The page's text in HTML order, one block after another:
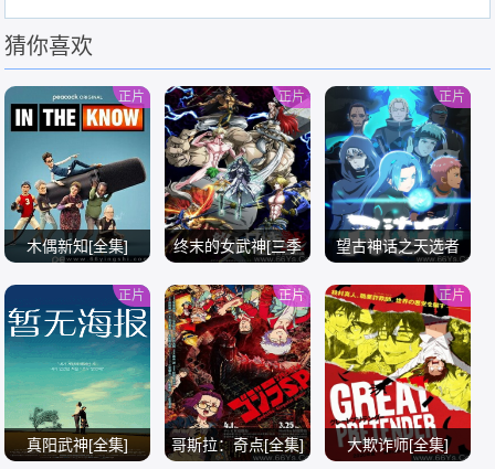
猜你喜欢
木偶新知[全集]
/
正片
终末的女武神[三季
/
正片
望古神话之天选者
/
正片
真阳武神[全集]
正片
哥斯拉：奇点[全集]
正片
大欺诈师[全集]
正片